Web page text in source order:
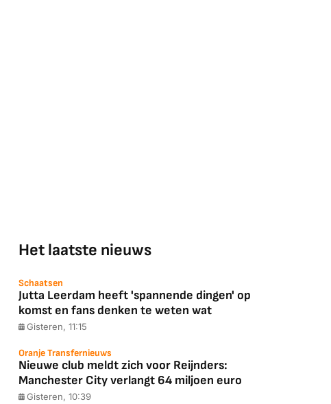
Het laatste nieuws
Schaatsen
Jutta Leerdam heeft 'spannende dingen' op
komst en fans denken te weten wat
Gisteren, 11:15
Oranje Transfernieuws
Nieuwe club meldt zich voor Reijnders:
Manchester City verlangt 64 miljoen euro
Gisteren, 10:39